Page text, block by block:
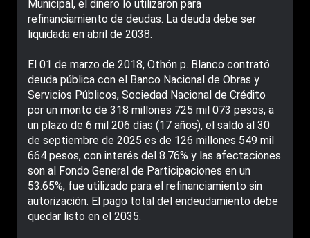
Municipal, el dinero lo utilizaron para
refinanciamiento de deudas. La deuda debe ser
liquidada en abril de 2038.
El 01 de marzo de 2018, Othón p. Blanco contrató
deuda pública con el Banco Nacional de Obras y
Servicios Públicos, Sociedad Nacional de Crédito
por un monto de 318 millones 725 mil 073 pesos, a
un plazo de 6 mil 206 días (17 años), el saldo al 30
de septiembre de 2025 es de 126 millones 549 mil
664 pesos, con interés del 8.76% y las afectaciones
son al Fondo General de Participaciones en un
53.65%, fue utilizado para el refinanciamiento sin
autorización. El pago total del endeudamiento debe
quedar listo en el 2035.